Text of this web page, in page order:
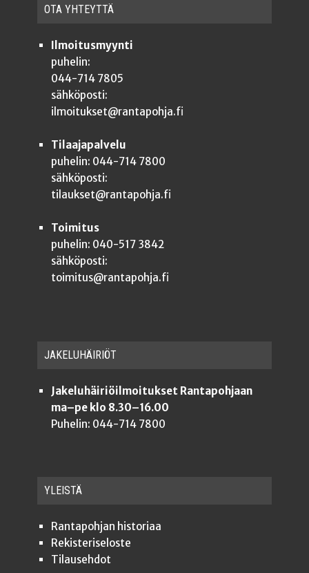
OTA YHTEYT­TÄ
Ilmoitusmyynti
puhelin:
044-714 7805
sähköposti:
ilmoitukset@rantapohja.fi
Tilaajapalvelu
puhelin: 044-714 7800
sähköposti:
tilaukset@rantapohja.fi
Toimitus
puhelin: 040-517 3842
sähköposti:
toimitus@rantapohja.fi
JAKE­LU­HÄI­RIÖT
Jakeluhäiriöilmoitukset Rantapohjaan
ma–pe klo 8.30–16.00
Puhelin: 044-714 7800
YLEISTÄ
Ran­ta­poh­jan historiaa
Rekis­te­ri­se­los­te
Tilauseh­dot